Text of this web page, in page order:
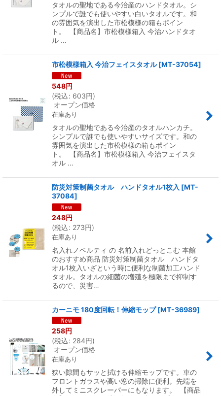
タオルの聖地である今治産のハンドタオル。シ
ンプルで誰でも使いやすい白いタオルです。和
の雰囲気を演出した市松模様の箱もポイン
ト。 【商品名】市松模様箱入 今治ハンドタオ
ル …
市松模様箱入 今治フェイスタオル [MT-37054]
548円
(税込: 603円)
オープン価格
在庫あり
タオルの聖地である今治産のタオルハンカチ。
シンプルで誰でも使いやすいサイズです。和の
雰囲気を演出した市松模様の箱もポイン
ト。 【商品名】市松模様箱入 今治フェイスタ
オル …
防災対策制菌タオル ハンドタオル1枚入 [MT-
37084]
248円
(税込: 273円)
在庫あり
名入れノベルティ の 名前入れどっとこむ 本館
のおすすめ商品 防災対策制菌タオル ハンドタ
オル1枚入いざという時に便利な制菌加工ハンド
タオル。タオルの細菌の増殖を極限まで抑制す
るので、災害…
カーニモ 180度回転！伸縮モップ [MT-36989]
258円
(税込: 284円)
オープン価格
在庫あり
狭い隙間もサッと拭ける伸縮モップです。車の
フロントガラスや高い窓の掃除に便利。先端を
外してミニスクレーパーにもなります。 【商品